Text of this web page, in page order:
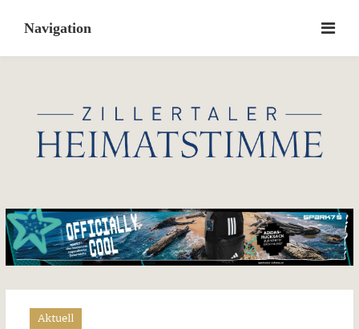
content
Aktuell